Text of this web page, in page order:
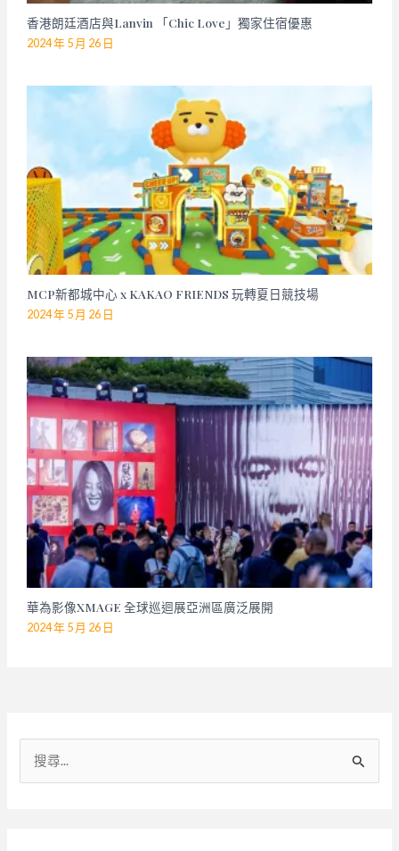
香港朗廷酒店與Lanvin 「Chic Love」獨家住宿優惠
2024 年 5 月 26 日
MCP新都城中心 x KAKAO FRIENDS 玩轉夏日競技場
2024 年 5 月 26 日
華為影像XMAGE 全球巡迴展亞洲區廣泛展開
2024 年 5 月 26 日